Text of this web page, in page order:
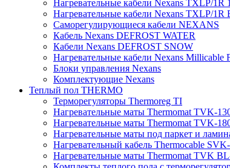
Нагревательные кабели Nexans TXLP/1R
Нагревательные кабели Nexans TXLP/
Саморегулирующиеся кабели NEXANS
Кабель Nexans DEFROST WATER
Кабели Nexans DEFROST SNOW
Нагревательные кабели Nexans Millicable
Блоки управления Nexans
Комплектующие Nexans
Теплый пол THERMO
Терморегуляторы Thermoreg TI
Нагревательные маты Thermomat TVK-
Нагревательные маты Thermomat TVK-
Нагревательные маты под паркет и
Нагревательный кабель Thermocable
Нагревательные маты Thermomat TVK